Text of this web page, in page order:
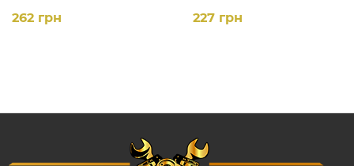
262 грн 227 грн